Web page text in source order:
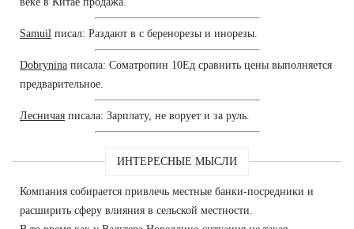
Samuil писал: Раздают в с беренорезы и инорезы.
Dobrynina писала: Cоматропин 10Ед сравнить цены выполняется
предварительное.
Лесничая писала: Зарплату, не ворует и за руль.
ИНТЕРЕСНЫЕ МЫСЛИ
Компания собирается привлечь местные банки-посредники и
расширить сферу влияния в сельской местности.